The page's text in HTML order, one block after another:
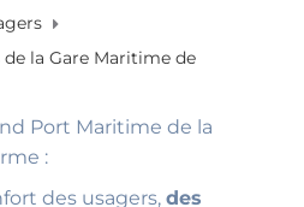
la Gare Maritime de
Port Maritime de la
:
des usagers, des